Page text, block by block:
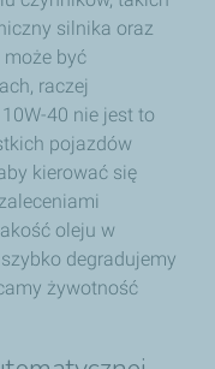
silnika oraz
może być
raczej
40 nie jest to
pojazdów
kierować się
oleju w
degradujemy
żywotność